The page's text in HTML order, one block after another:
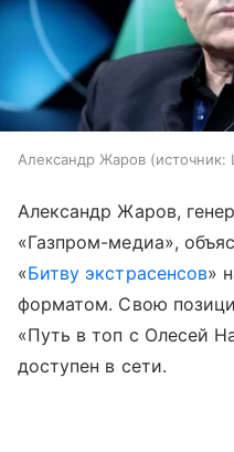
Александр Жаров источник:
Александр Жаров,
«Газпром-медиа»,
«Битву экстрасенсов»
форматом. Свою
«Путь в топ с Олесей
доступен в сети.